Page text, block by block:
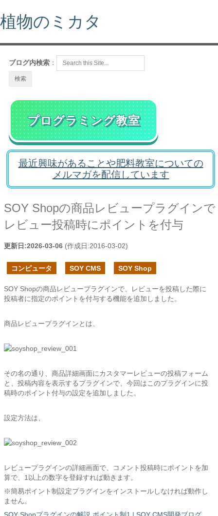
植物のミカタ
ブログ内検索 ：
プログラミング教室
最近興味があることや肥料教室についての
メルマガを配信しています
SOY Shopの商品レビュープラグインで
レビュー投稿時にポイントを付与
更新日:2026-03-06 (作成日:2016-03-02)
コンピュータ SOY CMS SOY Shop
SOY Shopの商品レビュープラグインで、レビューを投稿した際に
投稿者に指定のポイントを付与する機能を追加しました。
商品レビュープラグインとは、
その名の通り、商品詳細画面にカスタマーレビューの投稿フォーム
と、投稿内容を表示するプラグインで、今回はこのプラグインに投
稿時のポイント付与の設定を追加しました。
設定方法は、
レビュープラグインの詳細画面で、コメント投稿時にポイントを加
算で、1以上の数字を登録すれば動きます。
※簡易ポイント制設定プラグインをインストールしなければ動作し
ません。